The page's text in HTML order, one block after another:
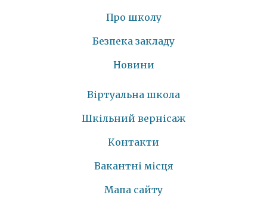
Про школу
Безпека закладу
Новини
Віртуальна школа
Шкільний вернісаж
Контакти
Вакантні місця
Мапа сайту